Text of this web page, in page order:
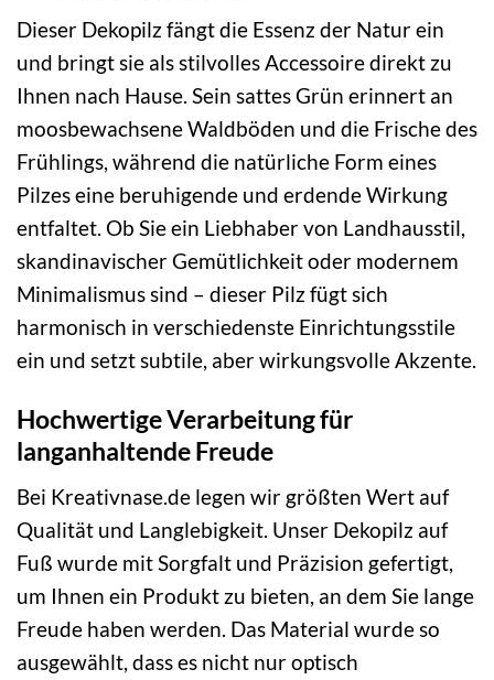
Dieser Dekopilz fängt die Essenz der Natur ein
und bringt sie als stilvolles Accessoire direkt zu
Ihnen nach Hause. Sein sattes Grün erinnert an
moosbewachsene Waldböden und die Frische des
Frühlings, während die natürliche Form eines
Pilzes eine beruhigende und erdende Wirkung
entfaltet. Ob Sie ein Liebhaber von Landhausstil,
skandinavischer Gemütlichkeit oder modernem
Minimalismus sind – dieser Pilz fügt sich
harmonisch in verschiedenste Einrichtungsstile
ein und setzt subtile, aber wirkungsvolle Akzente.
Hochwertige Verarbeitung für
langanhaltende Freude
Bei Kreativnase.de legen wir größten Wert auf
Qualität und Langlebigkeit. Unser Dekopilz auf
Fuß wurde mit Sorgfalt und Präzision gefertigt,
um Ihnen ein Produkt zu bieten, an dem Sie lange
Freude haben werden. Das Material wurde so
ausgewählt, dass es nicht nur optisch